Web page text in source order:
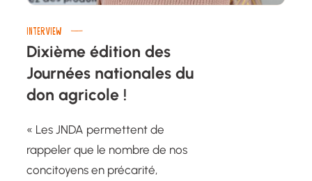
INTERVIEW
Dixième édition des
Journées nationales du
don agricole !
« Les JNDA permettent de
rappeler que le nombre de nos
concitoyens en précarité,